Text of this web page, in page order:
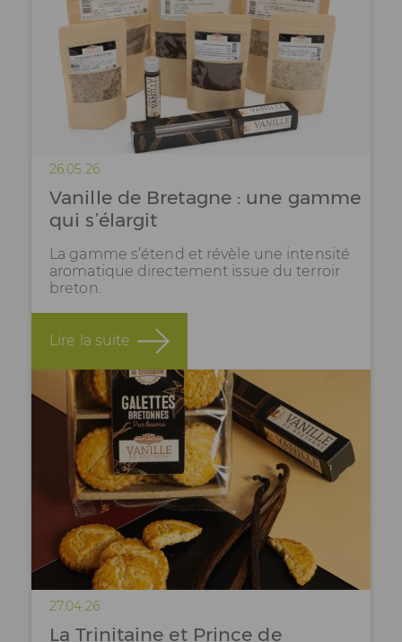
26.05.26
Vanille de Bretagne : une gamme
qui s’élargit
La gamme s’étend et révèle une intensité
aromatique directement issue du terroir
breton.
Lire la suite
27.04.26
La Trinitaine et Prince de